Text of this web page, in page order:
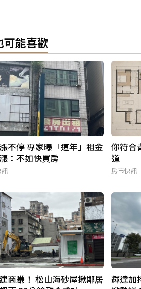
可能喜歡
不停 專家曝「這年」租金
：不如快買房
訊
你符合
道
房市快訊
商賺！ 松山海砂屋揪鄰居
輝達加